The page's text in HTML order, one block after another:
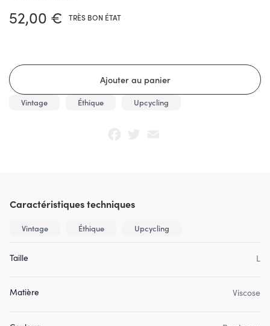
52,00 € TRÈS BON ÉTAT
Vintage Éthique Upcycling
Caractéristiques techniques
Vintage Éthique Upcycling
Taille L
Matière Viscose